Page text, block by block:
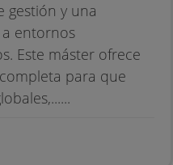
gestión y una
entornos
Este máster ofrece
para que